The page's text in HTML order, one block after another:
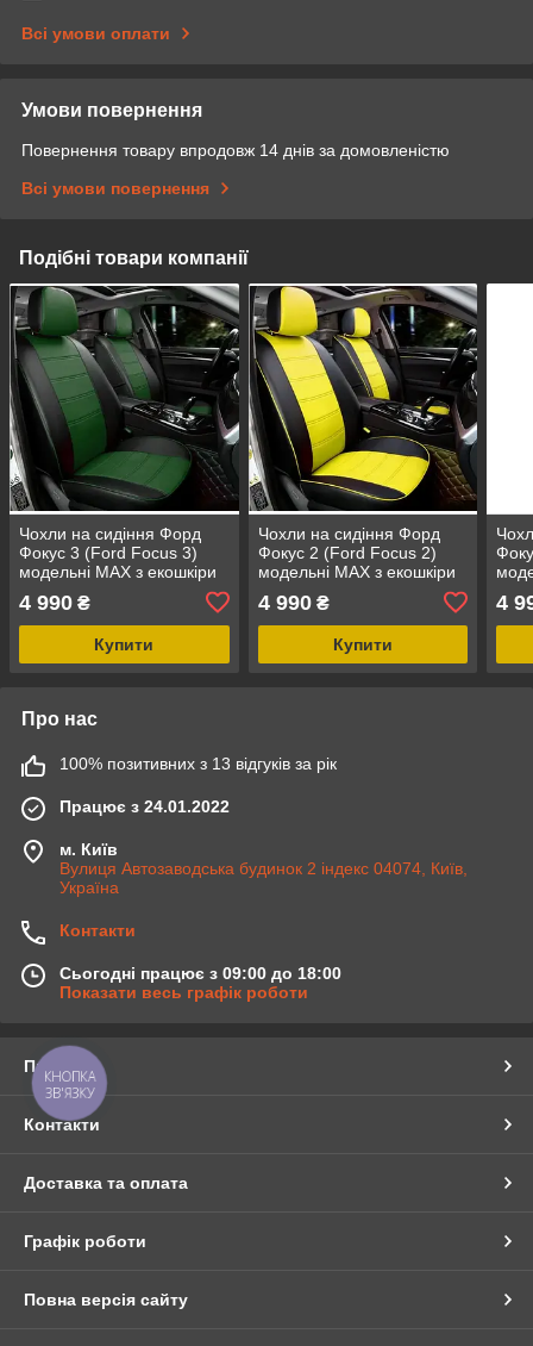
Всі умови оплати
Умови повернення
Повернення товару впродовж 14 днів за домовленістю
Всі умови повернення
Подібні товари компанії
Чохли на сидіння Форд
Фокус 3 (Ford Focus 3)
модельні MAX з екошкіри
4 990 ₴
Купити
Чохли на сидіння Форд
Фокус 2 (Ford Focus 2)
модельні MAX з екошкіри
4 990₴
Купити
4
Про нас
100% позитивних з 13 відгуків за рік
Працює з 24.01.2022
м. Київ
Вулиця Автозаводська будинок 2 індекс 04074, Київ,
Україна
Контакти
Сьогодні працює з 09:00 до 18:00
Показати весь графік роботи
Про нас
Контакти
Доставка та оплата
Графік роботи
Повна версія сайту
КНОПКА
ЗВ'ЯЗКУ